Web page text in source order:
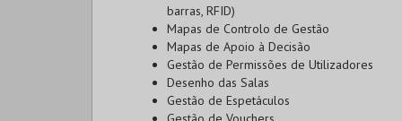
barras, RFID)
Mapas de Controlo de Gestão
Mapas de Apoio à Decisão
Gestão de Permissões de Utilizadores
Desenho das Salas
Gestão de Espetáculos